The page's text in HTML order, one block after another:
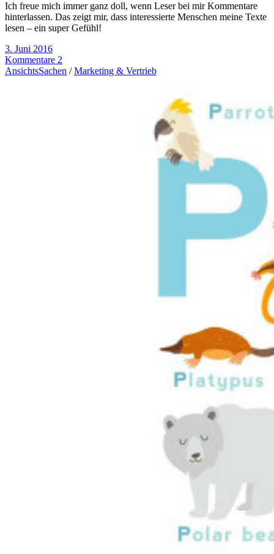
Ich freue mich immer ganz doll, wenn Leser bei mir Kommentare
hinterlassen. Das zeigt mir, dass interessierte Menschen meine Texte
lesen – ein super Gefühl!
3. Juni 2016
Kommentare 2
AnsichtsSachen /Marketing & Vertrieb